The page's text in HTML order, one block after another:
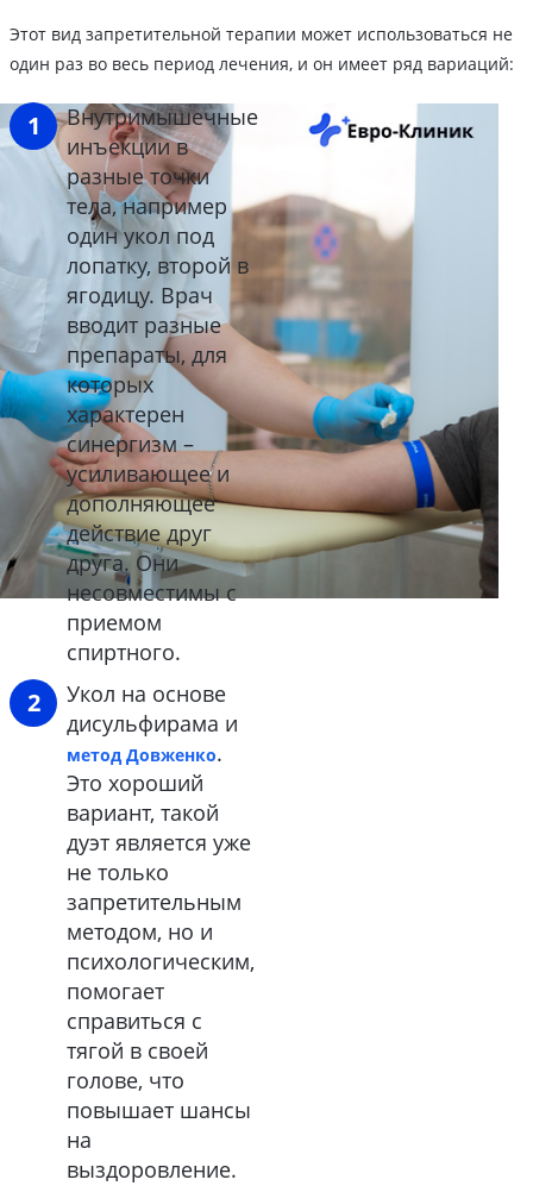
Этот вид запретительной терапии может использоваться не
один раз во весь период лечения, и он имеет ряд вариаций:
Внутримышечные
инъекции в
разные точки
тела, например
один укол под
лопатку, второй в
ягодицу. Врач
вводит разные
препараты, для
которых
характерен
синергизм –
усиливающее и
дополняющее
действие друг
друга. Они
несовместимы с
приемом
спиртного.
Укол на основе
дисульфирама и
метод Довженко.
Это хороший
вариант, такой
дуэт является уже
не только
запретительным
методом, но и
психологическим,
помогает
справиться с
тягой в своей
голове, что
повышает шансы
на
выздоровление.